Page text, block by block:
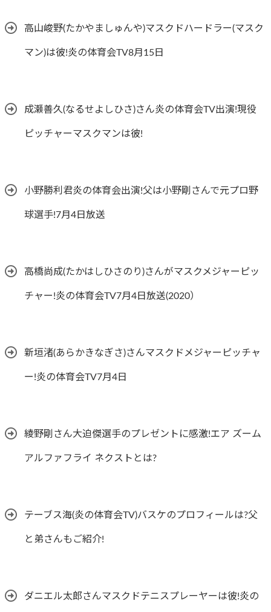
高山峻野(たかやましゅんや)マスクドハードラー(マスク
マン)は彼!炎の体育会TV8月15日
成瀬善久(なるせよしひさ)さん炎の体育会TV出演!現役
ピッチャーマスクマンは彼!
小野勝利君炎の体育会出演!父は小野剛さんで元プロ野
球選手!7月4日放送
高橋尚成(たかはしひさのり)さんがマスクメジャーピッ
チャー!炎の体育会TV7月4日放送(2020）
新垣渚(あらかきなぎさ)さんマスクドメジャーピッチャ
ー!炎の体育会TV7月4日
綾野剛さん大迫傑選手のプレゼントに感激!エア ズーム
アルファフライ ネクストとは?
テーブス海(炎の体育会TV)バスケのプロフィールは?父
と弟さんもご紹介!
ダニエル太郎さんマスクドテニスプレーヤーは彼!炎の